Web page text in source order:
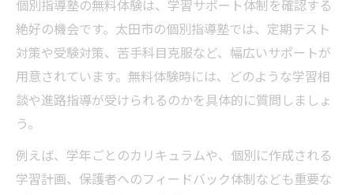
個別指導塾の無料体験は、学習サポート体制を確認する
絶好の機会です。太田市の個別指導塾では、定期テスト
対策や受験対策、苦手科目克服など、幅広いサポートが
用意されています。無料体験時には、どのような学習相
談や進路指導が受けられるのかを具体的に質問しましょ
う。
例えば、学年ごとのカリキュラムや、個別に作成される
学習計画、保護者へのフィードバック体制なども重要な